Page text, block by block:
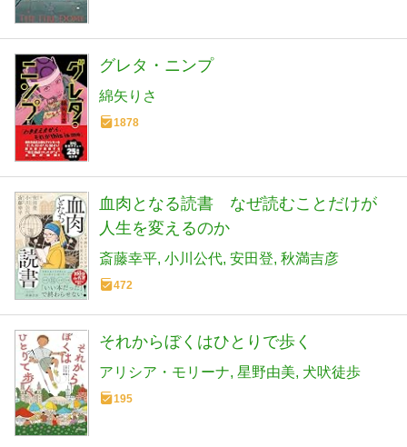
グレタ・ニンプ
綿矢りさ
1878
血肉となる読書 なぜ読むことだけが
人生を変えるのか
斎藤幸平 小川公代 安田登 秋満吉彦
472
それからぼくはひとりで歩く
アリシア・モリーナ 星野由美 犬吠徒歩
195